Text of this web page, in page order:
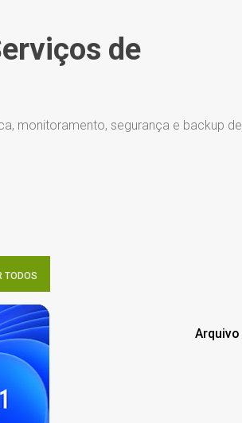
de
monitoramento, segurança e backup de
TODOS
+6 Arquivo